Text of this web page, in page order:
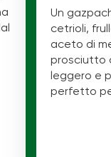
Un
cetrioli,
aceto di
prosciutto
leggero e
perfetto